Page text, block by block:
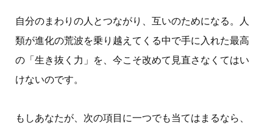
自分のまわりの人とつながり、互いのためになる。人
類が進化の荒波を乗り越えてくる中で手に入れた最高
の「生き抜く力」を、今こそ改めて見直さなくてはい
けないのです。
もしあなたが、次の項目に一つでも当てはまるなら、